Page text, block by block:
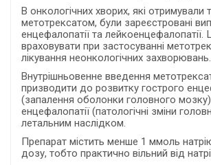
В онкологічних хворих, які отримували
метотрексатом, були зареєстровані
енцефалопатії та лейкоенцефалопатії.
враховувати при застосуванні
лікування неонкологічних захворювань.
Внутрішньовенне введення
призводити до розвитку гострого
(запалення оболонки головного мозку)
енцефалопатії (патологічні зміни
летальним наслідком.
Препарат містить менше 1 ммоль
дозу, тобто практично вільний від